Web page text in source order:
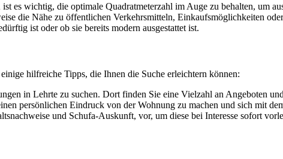
es wichtig, die optimale Quadratmeterzahl im Auge zu behalten, um
die Nähe zu öffentlichen Verkehrsmitteln, Einkaufsmöglichkeiten
ist oder ob sie bereits modern ausgestattet ist.
hilfreiche Tipps, die Ihnen die Suche erleichtern können:
in Lehrte zu suchen. Dort finden Sie eine Vielzahl an Angeboten
persönlichen Eindruck von der Wohnung zu machen und sich mit
und Schufa-Auskunft, vor, um diese bei Interesse sofort